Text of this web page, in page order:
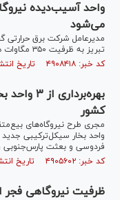
واحد آسیب‌دیده
می‌شود
مدیرعامل شرکت برق حرارتی
تبریز به ظرفیت ۳۵۰ مگاوات هفته آینده به مدار تولید باز خواهد گشت.
کد خبر: ۴۹۰۸۴۱۸ تاریخ انتشار : ۱۴۰۵/۰۴/۲۵
کشور
مجری طرح نیروگاه‌های
فردوسی و بعثت پارس‌جنوبی
کد خبر: ۴۹۰۵۶۰۲ تاریخ انتشار : ۱۴۰۵/۰۴/۰۸